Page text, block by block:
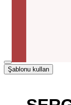
Şablonu kullan